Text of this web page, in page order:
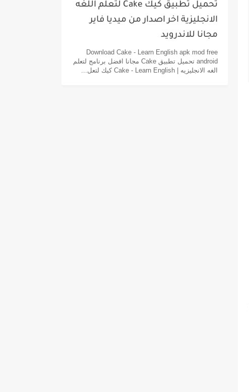
تحميل تطبيق كيك Cake لتعلم اللغه
الانجليزية اخر اصدار من ميديا فاير
مجانا للاندرويد
Download Cake - Learn English apk mod free
android تحميل تطبيق Cake مجانا افضل برنامج لتعلم
الغه الانجليزيه | Cake - Learn English كيك لتعل...